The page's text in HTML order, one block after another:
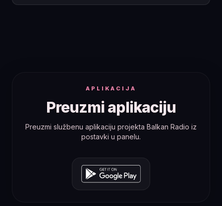
APLIKACIJA
Preuzmi aplikaciju
Preuzmi službenu aplikaciju projekta Balkan Radio iz
postavki u panelu.